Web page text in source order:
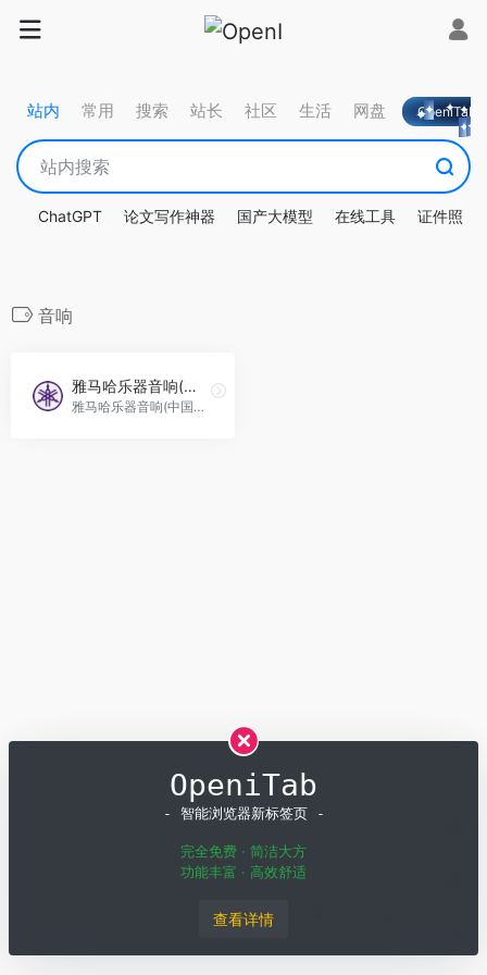
站内 常用 搜索 站长 社区 生活 网盘 OpeniTab
ChatGPT 论文写作神器 国产大模型 在线工具 证件照
音响
雅马哈乐器音响(中国)
雅马哈乐器音响(中国)官网提供钢琴、电子琴、管乐器、吉他等乐器及家庭音响和专业产品的信息与服务。
粤ICP备19001258号
OpeniTab
- 智能浏览器新标签页 -
完全免费 · 简洁大方
功能丰富 · 高效舒适
查看详情